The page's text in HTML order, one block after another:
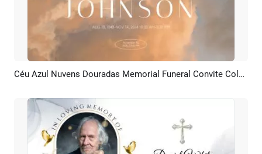
Pré-visualizar Criar IA Céu Azul Nuvens Douradas Memorial Funeral Convite Colagem Apresentação Slide